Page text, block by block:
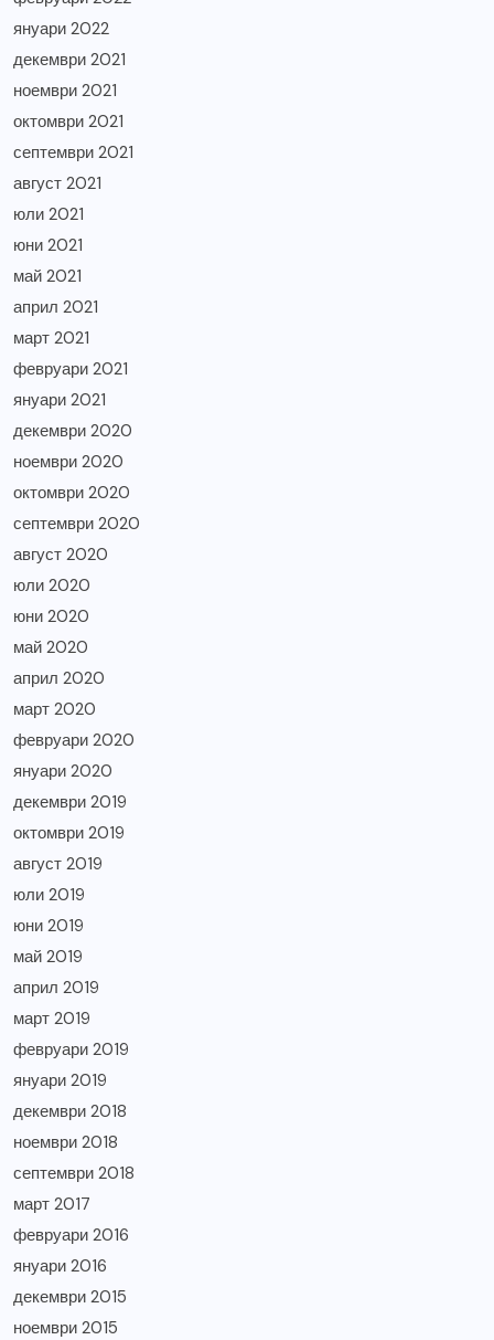
януари 2022
декември 2021
ноември 2021
октомври 2021
септември 2021
август 2021
юли 2021
юни 2021
май 2021
април 2021
март 2021
февруари 2021
януари 2021
декември 2020
ноември 2020
октомври 2020
септември 2020
август 2020
юли 2020
юни 2020
май 2020
април 2020
март 2020
февруари 2020
януари 2020
декември 2019
октомври 2019
август 2019
юли 2019
юни 2019
май 2019
април 2019
март 2019
февруари 2019
януари 2019
декември 2018
ноември 2018
септември 2018
март 2017
февруари 2016
януари 2016
декември 2015
ноември 2015